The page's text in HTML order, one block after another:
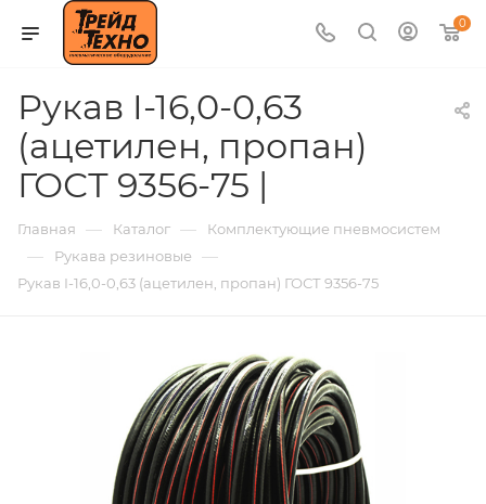
0
Рукав I-16,0-0,63
(ацетилен, пропан)
ГОСТ 9356-75 |
Главная — Каталог — Комплектующие пневмосистем
— Рукава резиновые —
Рукав I-16,0-0,63 (ацетилен, пропан) ГОСТ 9356-75